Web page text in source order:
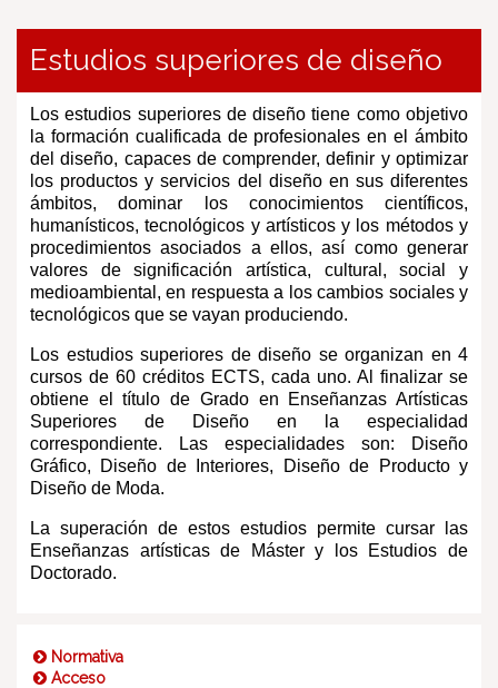
Estudios superiores de diseño
Los estudios superiores de diseño tiene como objetivo
la formación cualificada de profesionales en el ámbito
del diseño, capaces de comprender, definir y optimizar
los productos y servicios del diseño en sus diferentes
ámbitos, dominar los conocimientos científicos,
humanísticos, tecnológicos y artísticos y los métodos y
procedimientos asociados a ellos, así como generar
valores de significación artística, cultural, social y
medioambiental, en respuesta a los cambios sociales y
tecnológicos que se vayan produciendo.
Los estudios superiores de diseño se organizan en 4
cursos de 60 créditos ECTS, cada uno. Al finalizar se
obtiene el título de Grado en Enseñanzas Artísticas
Superiores de Diseño en la especialidad
correspondiente. Las especialidades son: Diseño
Gráfico, Diseño de Interiores, Diseño de Producto y
Diseño de Moda.
La superación de estos estudios permite cursar las
Enseñanzas artísticas de Máster y los Estudios de
Doctorado.
Normativa
Acceso